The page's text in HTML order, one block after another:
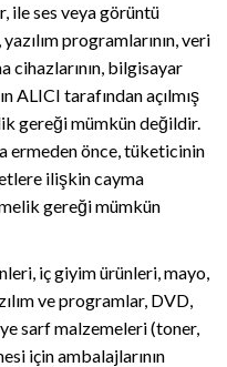
ile ses veya görüntü
programlarının, veri
cihazlarının, bilgisayar
ALICI tarafından açılmış
gereği mümkün değildir.
ermeden önce, tüketicinin
ilişkin cayma
gereği mümkün
iç giyim ürünleri, mayo,
ve programlar, DVD,
sarf malzemeleri (toner,
için ambalajlarının